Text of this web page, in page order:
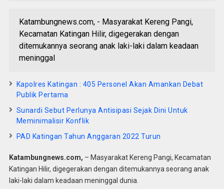
Katambungnews.com, - Masyarakat Kereng Pangi,
Kecamatan Katingan Hilir, digegerakan dengan
ditemukannya seorang anak laki-laki dalam keadaan
meninggal
Kapolres Katingan : 405 Personel Akan Amankan Debat
Publik Pertama
Sunardi Sebut Perlunya Antisipasi Sejak Dini Untuk
Meminimalisir Konflik
PAD Katingan Tahun Anggaran 2022 Turun
Katambungnews.com, – Masyarakat Kereng Pangi, Kecamatan
Katingan Hilir, digegerakan dengan ditemukannya seorang anak
laki-laki dalam keadaan meninggal dunia.